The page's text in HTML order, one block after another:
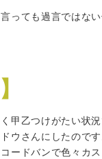
っても過言ではな
甲乙つけがたい状
ウさんにしたのです
ードバンで色々カ